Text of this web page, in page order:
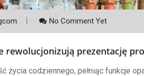
No Comment Yet
rewolucjonizują prezentację
życia codziennego, pełniąc funkcje